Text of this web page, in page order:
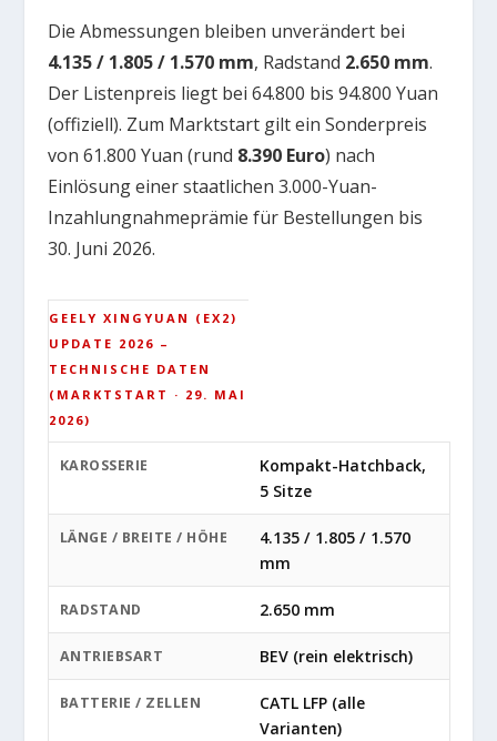
Die Abmessungen bleiben unverändert bei
4.135 / 1.805 / 1.570 mm, Radstand 2.650 mm.
Der Listenpreis liegt bei 64.800 bis 94.800 Yuan
(offiziell). Zum Marktstart gilt ein Sonderpreis
von 61.800 Yuan (rund 8.390 Euro) nach
Einlösung einer staatlichen 3.000-Yuan-
Inzahlungnahmeprämie für Bestellungen bis
30. Juni 2026.
GEELY XINGYUAN (EX2)
UPDATE 2026 –
TECHNISCHE DATEN
(MARKTSTART · 29. MAI
2026)
KAROSSERIE
Kompakt-Hatchback,
5 Sitze
LÄNGE / BREITE / HÖHE
4.135 / 1.805 / 1.570
mm
RADSTAND 2.650 mm
ANTRIEBSART BEV (rein elektrisch)
BATTERIE / ZELLEN
CATL LFP (alle
Varianten)